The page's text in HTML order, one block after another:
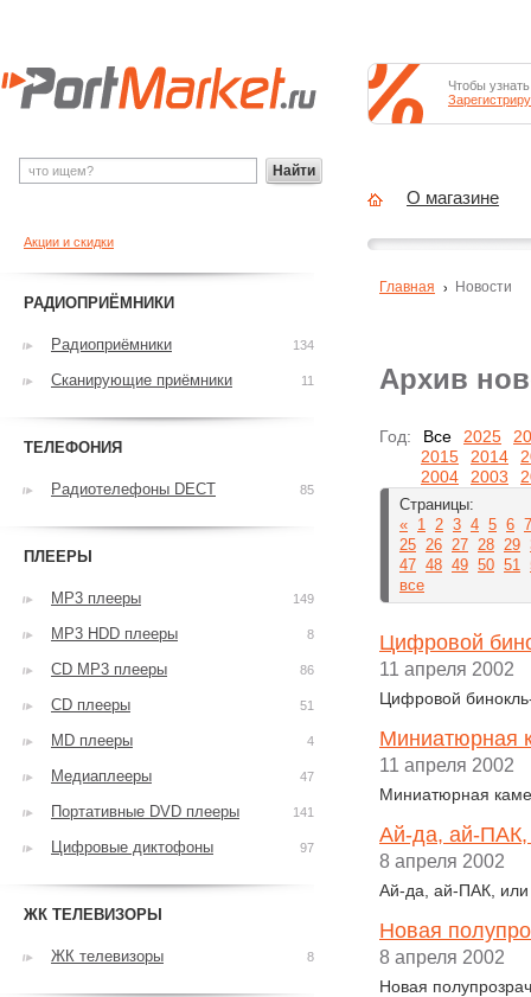
Архив
Год: Все 2025
2015
2014
2004
2003
Страницы:
« 1 2 3 4 5 6 7
25 26 27 28 29
47 48 49 50 51
все
Цифровой
11 апреля 2002
Цифровой
Миниатюрная
11 апреля 2002
Миниатюрная
Ай-да, ай-ПАК,
8 апреля 2002
Ай-да, ай-ПАК,
Новая
8 апреля 2002
Новая
Главная Новости
Акции и скидки
РАДИОПРИЁМНИКИ
Радиоприёмники 134
Сканирующие приёмники 11
ТЕЛЕФОНИЯ
Радиотелефоны DECT 85
ПЛЕЕРЫ
MP3 плееры 149
MP3 HDD плееры 8
CD MP3 плееры 86
CD плееры 51
MD плееры 4
Медиаплееры 47
Портативные DVD плееры 141
Цифровые диктофоны 97
ЖК ТЕЛЕВИЗОРЫ
ЖК телевизоры 8
Найти
Чтобы
О магазине